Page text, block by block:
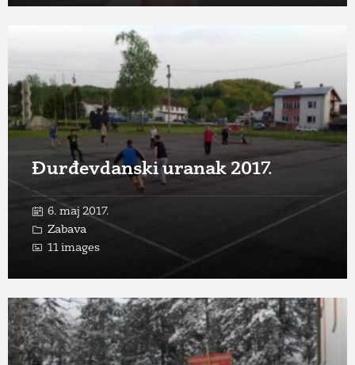
Đurđevdanski uranak 2017.
6. maj 2017.
Zabava
11 images
Open
Gallery